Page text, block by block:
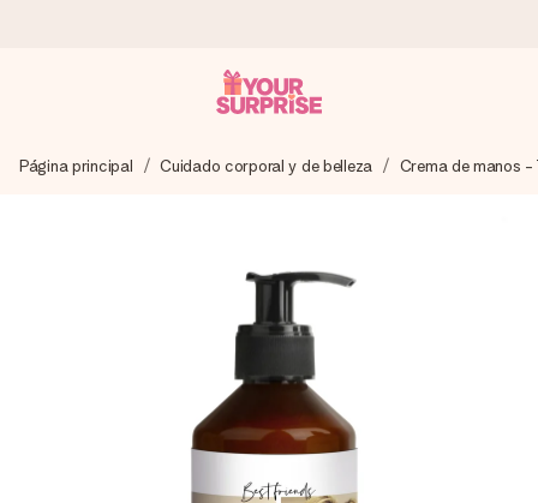
Preparamos tu regalo con cuidado y lo enviamos al vuelo,
4,5 (basado en +15.000 opiniones)
Nuestros regalos inspiran. Los clientes nos dan un 4,5 en
Tarjeta de felicitación gratuita
Página principal Cuidado corporal y de belleza Crema de manos